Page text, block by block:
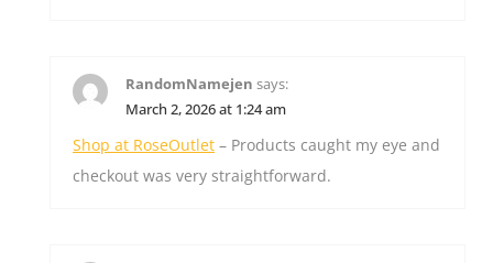
RandomNamejen says:
March 2, 2026 at 1:24 am
Shop at RoseOutlet – Products caught my eye and
checkout was very straightforward.